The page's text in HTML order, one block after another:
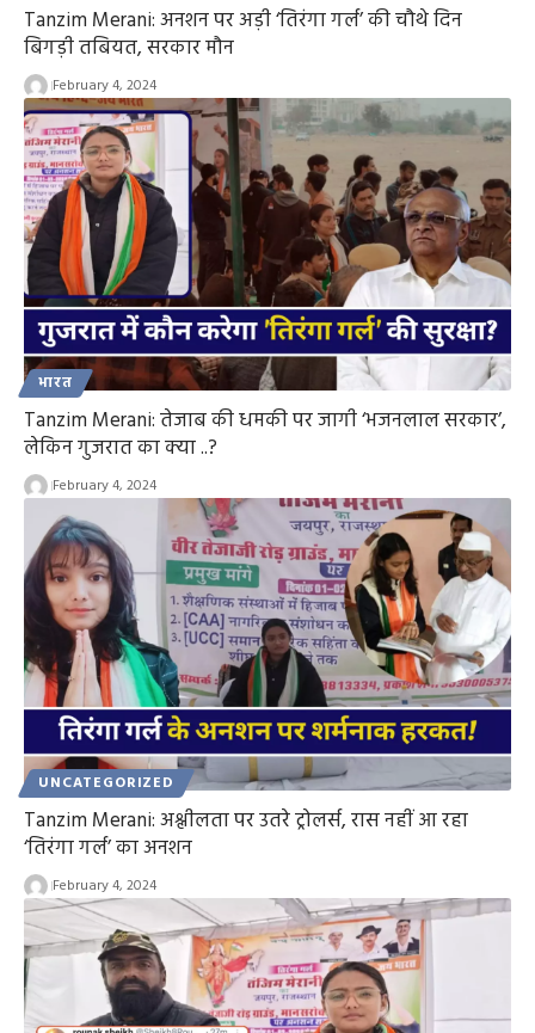
Tanzim Merani: अनशन पर अड़ी ‘तिरंगा गर्ल’ की चौथे दिन
बिगड़ी तबियत, सरकार मौन
February 4, 2024
भारत
Tanzim Merani: तेजाब की धमकी पर जागी ‘भजनलाल सरकार’,
लेकिन गुजरात का क्या ..?
February 4, 2024
UNCATEGORIZED
Tanzim Merani: अश्लीलता पर उतरे ट्रोलर्स, रास नहीं आ रहा
‘तिरंगा गर्ल’ का अनशन
February 4, 2024